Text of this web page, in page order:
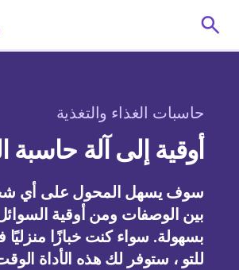
حاسبات الغذاء والتغذية
أوقية إلى آلة
سوف يسهل المحول على أي
بين الوصفات ومن أوقية
بسهولة. سواء كنت خبازًا منزليًا
للتو ، ستوفر لك هذه الأداة